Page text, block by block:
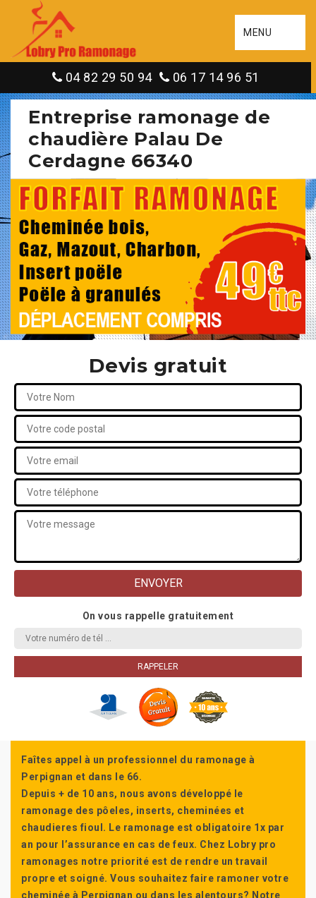
MENU
04 82 29 50 94 06 17 14 96 51
Entreprise ramonage de
chaudière Palau De
Cerdagne 66340
Devis gratuit
On vous rappelle gratuitement
Faîtes appel à un professionnel du ramonage à
Perpignan et dans le 66.
Depuis + de 10 ans, nous avons développé le
ramonage des pôeles, inserts, cheminées et
chaudieres fioul. Le ramonage est obligatoire 1x par
an pour l’assurance en cas de feux. Chez Lobry pro
ramonages notre priorité est de rendre un travail
propre et soigné. Vous souhaitez faire ramoner votre
cheminée à Perpignan ou dans les alentours? Notre